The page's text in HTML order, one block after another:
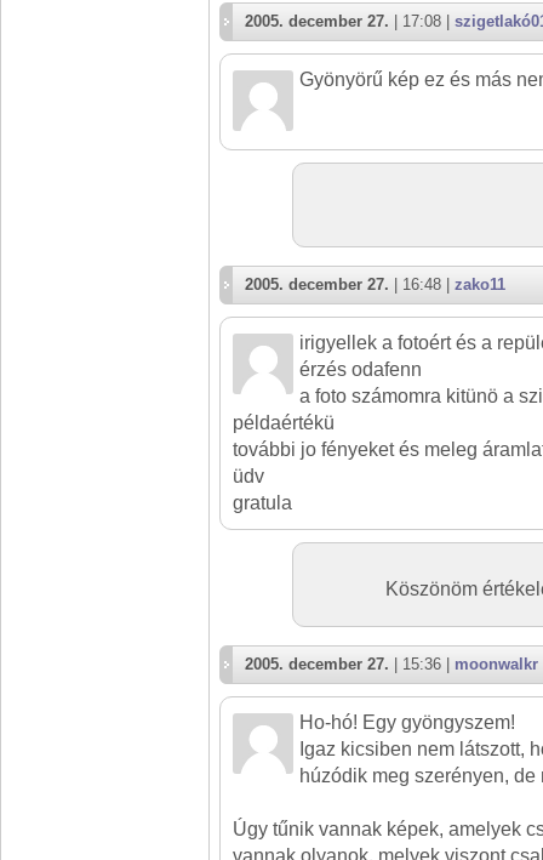
2005. december 27. | 17:08 |
Gyönyörű kép ez és más
2005. december 27. | 16:48 | zako11
irigyellek a fotoért és a
érzés odafenn
a foto számomra kitünö a
példaértékü
további jo fényeket és meleg
üdv
gratula
Köszönöm
2005. december 27. | 15:36 | moonwalkr
Ho-hó! Egy gyöngyszem!
Igaz kicsiben nem látszott,
húzódik meg szerényen,
Úgy tűnik vannak képek, amelyek
vannak olyanok, melyek viszont